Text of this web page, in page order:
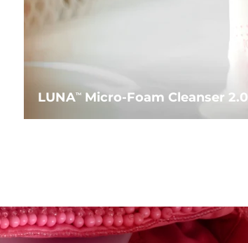
LUNATMMicro-Foam Cleanser 2.0